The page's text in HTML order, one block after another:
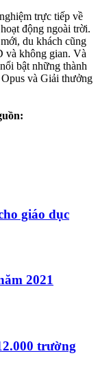
trực tiếp về
động ngoài trời.
du khách cũng
và không gian. Và
bật những thành
và Giải thưởng
giáo dục
2021
trường